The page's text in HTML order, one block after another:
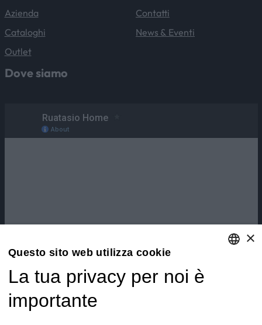
Azienda
Cataloghi
Outlet
Contatti
News & Eventi
Dove siamo
×
Questo sito web utilizza cookie
La tua privacy per noi è
importante